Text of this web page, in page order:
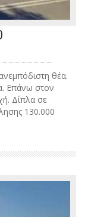
θέα.
Επάνω στον
Δίπλα σε
130.000